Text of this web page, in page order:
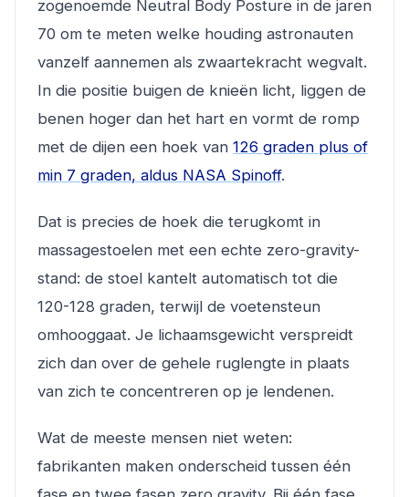
zogenoemde Neutral Body Posture in de jaren
70 om te meten welke houding astronauten
vanzelf aannemen als zwaartekracht wegvalt.
In die positie buigen de knieën licht, liggen de
benen hoger dan het hart en vormt de romp
met de dijen een hoek van 126 graden plus of
min 7 graden, aldus NASA Spinoff.
Dat is precies de hoek die terugkomt in
massagestoelen met een echte zero-gravity-
stand: de stoel kantelt automatisch tot die
120-128 graden, terwijl de voetensteun
omhooggaat. Je lichaamsgewicht verspreidt
zich dan over de gehele ruglengte in plaats
van zich te concentreren op je lendenen.
Wat de meeste mensen niet weten:
fabrikanten maken onderscheid tussen één